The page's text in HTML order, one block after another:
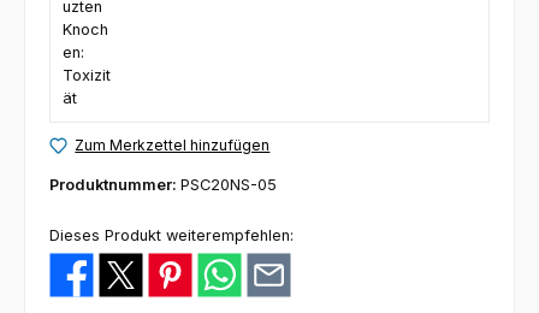
Zum Merkzettel hinzufügen
Produktnummer: PSC20NS-05
Dieses Produkt weiterempfehlen: